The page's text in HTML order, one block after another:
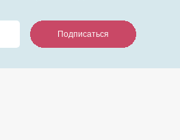
Подписаться
Подписаться
Подписаться